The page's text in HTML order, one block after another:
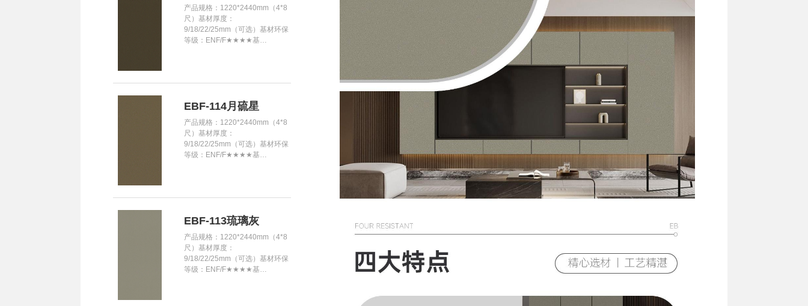
产品规格：1220*2440mm（4*8
尺）基材厚度：
9/18/22/25mm（可选）基材环保
等级：ENF/F★★★★基…
EBF-114月硫星
产品规格：1220*2440mm（4*8
尺）基材厚度：
9/18/22/25mm（可选）基材环保
等级：ENF/F★★★★基…
EBF-113琉璃灰
产品规格：1220*2440mm（4*8
尺）基材厚度：
9/18/22/25mm（可选）基材环保
等级：ENF/F★★★★基…